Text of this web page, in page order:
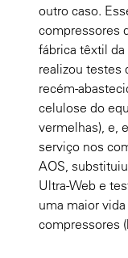
outro caso.
compressores
fábrica têxtil
realizou testes
recém-
celulose do
vermelhas), e,
serviço nos
AOS,
Ultra-Web e
uma maior
compressores